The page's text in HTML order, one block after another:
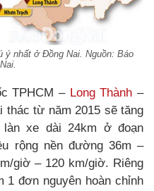
ý nhất ở Đồng Nai. Nguồn: Báo
TPHCM – Long Thành –
thác từ năm 2015 sẽ tăng
xe dài 24km ở đoạn
rộng nền đường 36m –
giờ – 120 km/giờ. Riêng
1 đơn nguyên hoàn chỉnh